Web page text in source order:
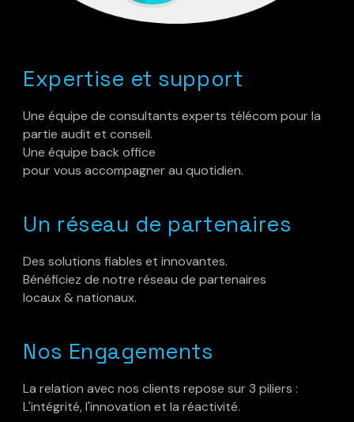
Expertise et support
Une équipe de consultants experts télécom pour la
partie audit et conseil.
Une équipe back office
pour vous accompagner au quotidien.
Un réseau de partenaires
Des solutions fiables et innovantes.
Bénéficiez de notre réseau de partenaires
locaux & nationaux.
Nos Engagements
La relation avec nos clients repose sur 3 piliers :
L'intégrité, l'innovation et la réactivité.